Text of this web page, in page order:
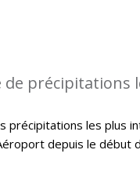
de précipitations
précipitations les plus
depuis le début